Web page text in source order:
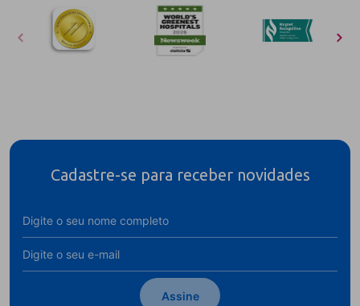
Cadastre-se para receber novidades
Assine